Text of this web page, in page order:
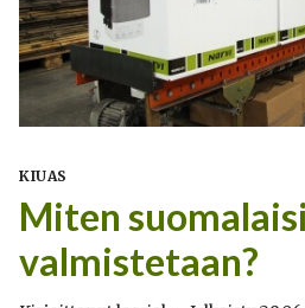
KIUAS
Miten
valmistetaan?